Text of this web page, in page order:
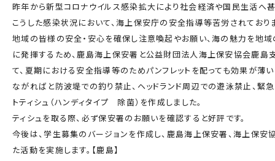
海上防犯に関する
活動
海洋環境保全に関する活動
海外海上保安機関との連携・協力
海外海上保安機関の能力
向上
アジア海上保安初級幹部
研修
海上保安官の志望者増加・教養
募集活動 海上保安分野における人材の育成
昨年から新型コロナウイルス感染拡大により社会経済や国民生活へ
こうした感染状況において、海上保安庁の安全指導等苦労されており
地域の皆様の安全・安心を確保し注意喚起やお願い、海の魅力を地
に発揮するため、鹿島海上保安署と公益財団法人海上保安協会鹿島
て、夏期における安全指導等のためパンフレットを配っても効果が薄
ながればと防波堤での釣り禁止、ヘッドランド周辺での遊泳禁止、緊
トティシュ（ハンディタイプ 除菌）を作成しました。
ティシュを取る際、必ず保安署のお願いを確認すると好評です。
今後は、学生募集のバージョンを作成し、鹿島海上保安署、海上保安
た活動を実施します。【鹿島】